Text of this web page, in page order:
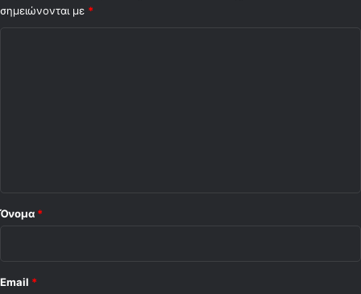
σημειώνονται με *
Όνομα *
Email *